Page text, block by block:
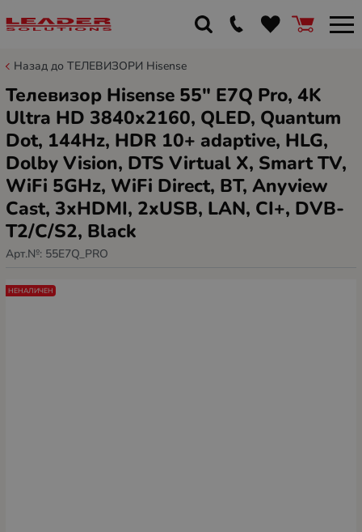
Назад до ТЕЛЕВИЗОРИ Hisense
Телевизор Hisense 55" E7Q Pro, 4K
Ultra HD 3840x2160, QLED, Quantum
Dot, 144Hz, HDR 10+ adaptive, HLG,
Dolby Vision, DTS Virtual X, Smart TV,
WiFi 5GHz, WiFi Direct, BT, Anyview
Cast, 3xHDMI, 2xUSB, LAN, CI+, DVB-
T2/C/S2, Black
Арт.№: 55E7Q_PRO
НЕНАЛИЧЕН